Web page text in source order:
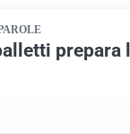
prepara